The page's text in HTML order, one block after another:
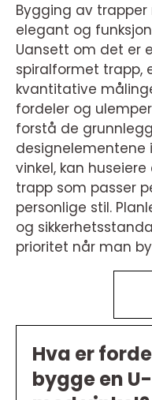
Bygging av
elegant og
Uansett om det er
spiralformet trapp,
kvantitative
fordeler og
forstå de
vinkel, kan
trapp som passer
personlige stil.
og
prioritet når man
Hva er
bygge en